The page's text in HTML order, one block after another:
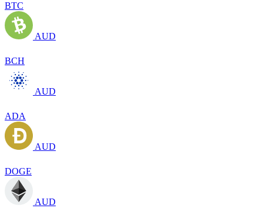
BTC
AUD
BCH
AUD
ADA
AUD
DOGE
AUD